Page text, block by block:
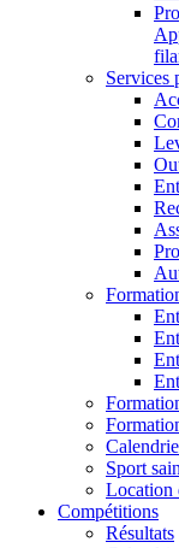
Services
Sport
Location
Compétitions
Résultats